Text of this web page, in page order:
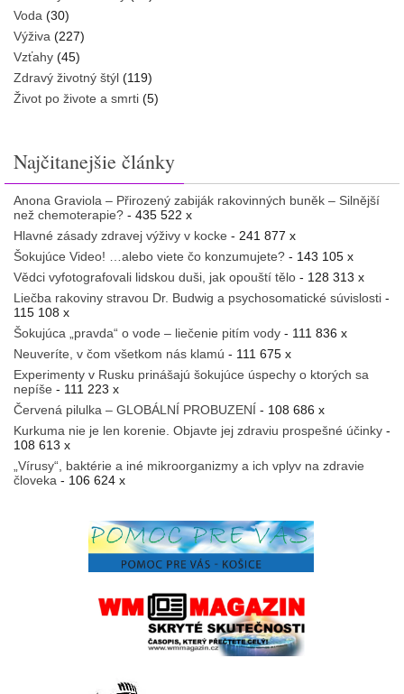
Voda (30)
Výživa (227)
Vzťahy (45)
Zdravý životný štýl (119)
Život po živote a smrti (5)
Najčitanejšie články
Anona Graviola – Přirozený zabiják rakovinných buněk – Silnější
než chemoterapie? - 435 522 x
Hlavné zásady zdravej výživy v kocke - 241 877 x
Šokujúce Video! …alebo viete čo konzumujete? - 143 105 x
Vědci vyfotografovali lidskou duši, jak opouští tělo - 128 313 x
Liečba rakoviny stravou Dr. Budwig a psychosomatické súvislosti -
115 108 x
Šokujúca „pravda“ o vode – liečenie pitím vody - 111 836 x
Neuveríte, v čom všetkom nás klamú - 111 675 x
Experimenty v Rusku prinášajú šokujúce úspechy o ktorých sa
nepíše - 111 223 x
Červená pilulka – GLOBÁLNÍ PROBUZENÍ - 108 686 x
Kurkuma nie je len korenie. Objavte jej zdraviu prospešné účinky -
108 613 x
„Vírusy“, baktérie a iné mikroorganizmy a ich vplyv na zdravie
človeka - 106 624 x